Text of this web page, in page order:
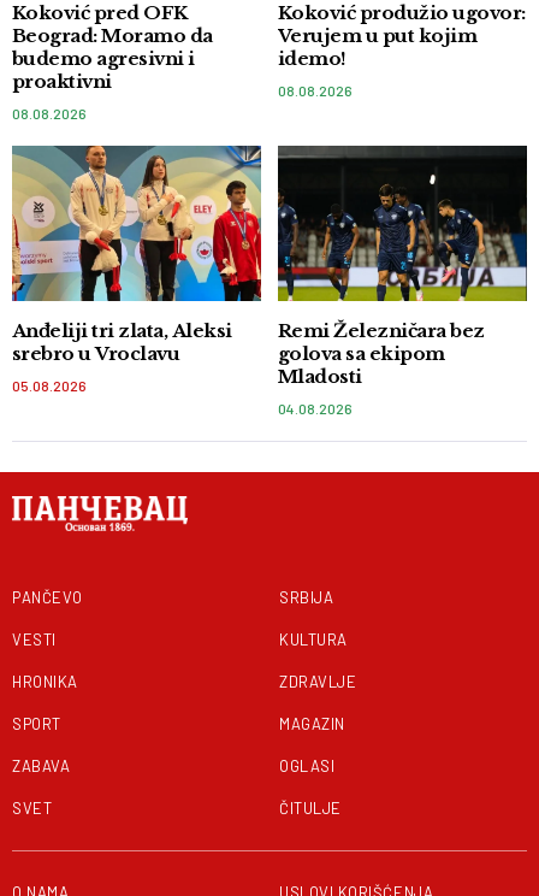
Koković pred OFK
Beograd: Moramo da
budemo agresivni i
proaktivni
08.08.2026
Koković produžio ugovor:
Verujem u put kojim
idemo!
08.08.2026
Anđeliji tri zlata, Aleksi
srebro u Vroclavu
05.08.2026
Remi Železničara bez
golova sa ekipom
Mladosti
04.08.2026
PANČEVO
VESTI
HRONIKA
SPORT
ZABAVA
SVET
SRBIJA
KULTURA
ZDRAVLJE
MAGAZIN
OGLASI
ČITULJE